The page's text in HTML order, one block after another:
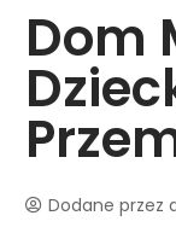
Dom
Dodane przez